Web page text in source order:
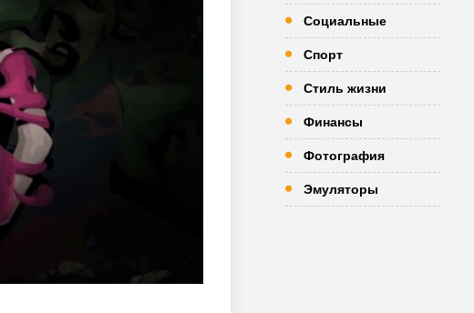
Социальные
Спорт
Стиль жизни
Финансы
Фотография
Эмуляторы